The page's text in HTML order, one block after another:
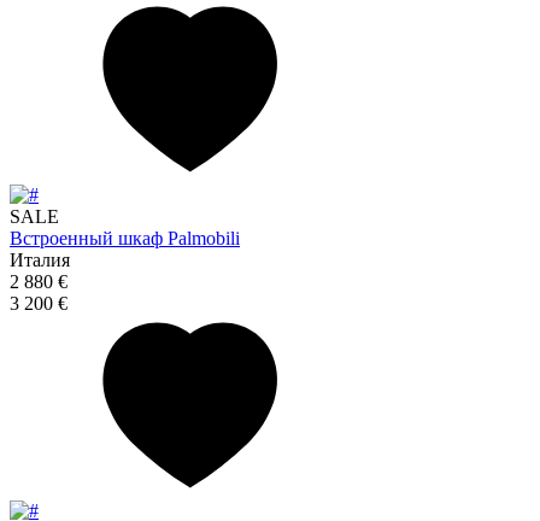
SALE
Встроенный шкаф Palmobili
Италия
2 880 €
3 200 €